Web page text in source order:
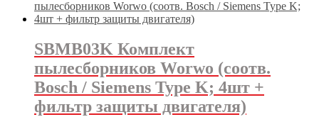
SBMB03K Комплект
пылесборников Worwo (соотв.
Bosch / Siemens Type K; 4шт +
фильтр защиты двигателя)